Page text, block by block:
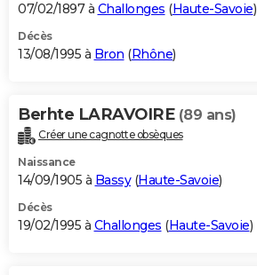
07/02/1897 à Challonges (Haute-Savoie)
Décès
13/08/1995 à Bron (Rhône)
Berhte LARAVOIRE (89 ans)
Créer une cagnotte obsèques
Naissance
14/09/1905 à Bassy(Haute-Savoie)
Décès
19/02/1995 à Challonges (Haute-Savoie)